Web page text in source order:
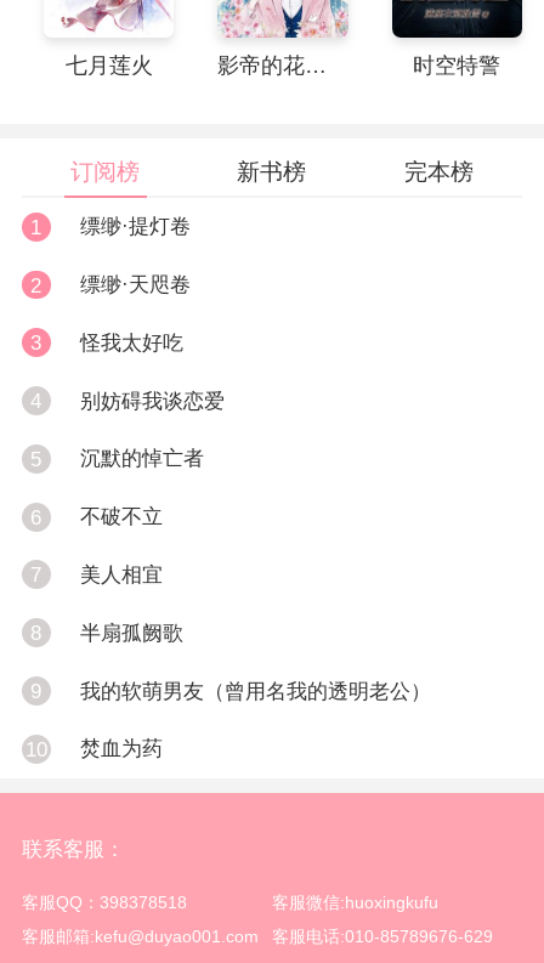
七月莲火 影帝的花式恋爱指南 时空特警
订阅榜 新书榜 完本榜
1 缥缈·提灯卷
2 缥缈·天咫卷
3 怪我太好吃
4 别妨碍我谈恋爱
5 沉默的悼亡者
6 不破不立
7 美人相宜
8 半扇孤阙歌
9 我的软萌男友（曾用名我的透明老公）
10 焚血为药
联系客服：
客服QQ：398378518
客服微信:huoxingkufu
客服邮箱:kefu@duyao001.com
客服电话:010-85789676-629